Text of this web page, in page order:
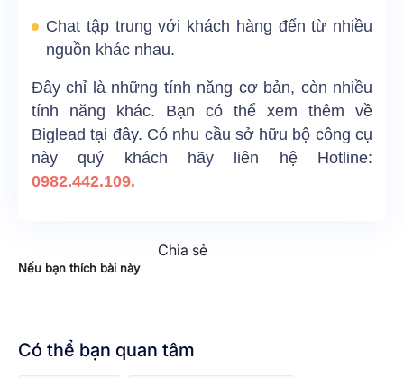
Chat tập trung với khách hàng đến từ nhiều
nguồn khác nhau.
Đây chỉ là những tính năng cơ bản, còn nhiều
tính năng khác. Bạn có thể xem thêm về
Bigleadtại đây. Có nhu cầu sở hữu bộ công cụ
này quý khách hãy liên hệ Hotline:
0982.442.109.
Nếu bạn thích bài này
Chia sẻ
Có thể bạn quan tâm